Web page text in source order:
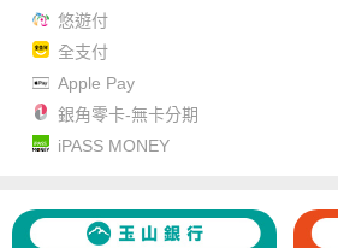
悠遊付
全支付
Apple Pay
銀角零卡-無卡分期
iPASS MONEY